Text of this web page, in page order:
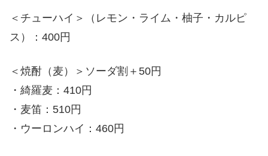
＜チューハイ＞（レモン・ライム・柚子・カルピ
ス）：400円
＜焼酎（麦）＞ソーダ割＋50円
・綺羅麦：410円
・麦笛：510円
・ウーロンハイ：460円